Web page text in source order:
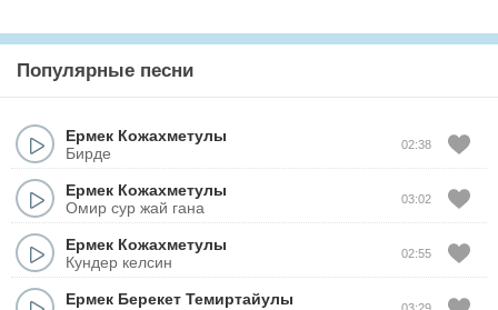
Популярные песни
Ермек Кожахметулы
Бирде
02:38
Ермек Кожахметулы
Омир сур жай гана
03:02
Ермек Кожахметулы
Кундер келсин
02:55
Ермек Берекет Темиртайулы
03:29